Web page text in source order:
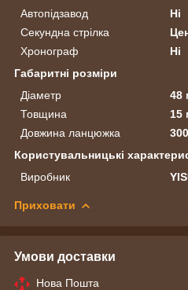
Автопідзавод
Ні
Секундна стрілка
Хронограф
Ні
Габаритні розміри
Діаметр
48
Товщина
15
Довжина ланцюжка
Користувальницькі
Виробник
Приховати
Умови доставки
Нова Пошта